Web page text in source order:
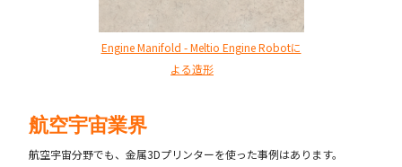
Engine Manifold - Meltio Engine Robotに
よる造形
航空宇宙業界
航空宇宙分野でも、金属3Dプリンターを使った事例はあります。